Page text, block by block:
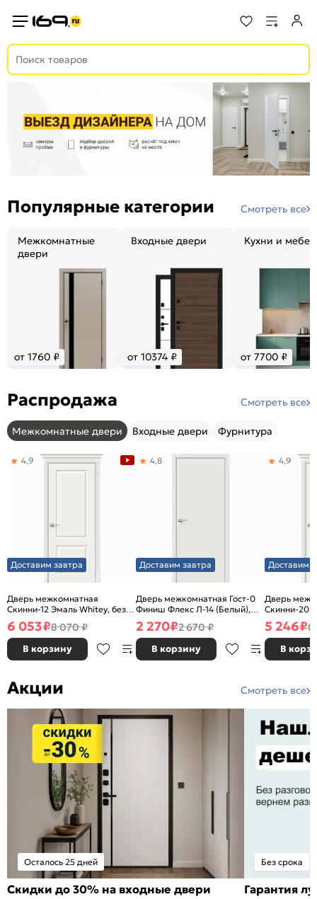
Популярные категории Смотреть все
Межкомнатные
двери
от 1760 ₽
Входные двери
от 10374 ₽
Кухни и
от 7700 ₽
Распродажа Смотреть все
Межкомнатные двери Входные двери Фурнитура
Доставим завтра
Дверь межкомнатная
Скинни-12 Эмаль Whitey, без
декора, глухая, без стекла,
без кромки, скиновая
4,9
6 053₽8 070 ₽
В корзину
Доставим завтра
Дверь межкомнатная Гост-0
Финиш Флекс Л-14 (Белый),
глухая, каркасно-щитовая
4,8
2 270₽2 670 ₽
В корзину
Доставим
Дверь
Скинни-20
декора,
без кромки,
4,9
5 246₽8
В
Акции Смотреть все
Осталось 25 дней
Скидки до 30% на входные двери
Без срока
Гарантия